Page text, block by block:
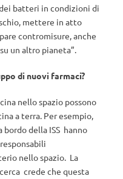
batteri in condizioni di
mettere in atto
contromisure, anche
un altro pianeta”.
di nuovi farmaci?
nello spazio possono
a terra. Per esempio,
bordo della ISS hanno
nello spazio. La
crede che questa